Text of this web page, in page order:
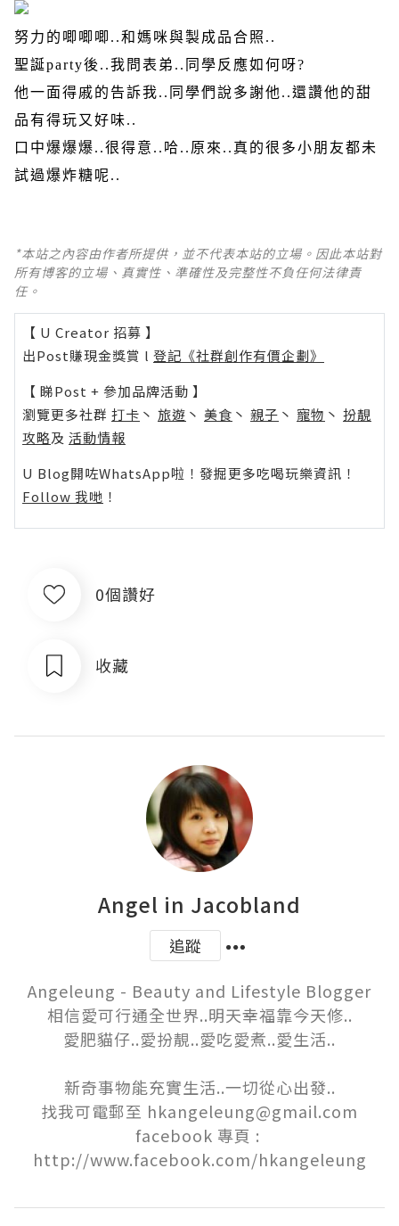
努力的唧唧唧 ..和媽咪與製成品合照 ..
聖誕party後..我問表弟 .. 同學反應如何呀?
他一面得戚的告訴我.. 同學們說多謝他 ..還讚他的甜
品有得玩又好味..
口中爆爆爆..很得意 .. 哈.. 原來 .. 真的很多小朋友都未
試過爆炸糖呢 ..
*本站之內容由作者所提供，並不代表本站的立場。因此本站對
所有博客的立場、真實性、準確性及完整性不負任何法律責
任。
【 U Creator 招募 】
出Post賺現金獎賞 l 登記《社群創作有價企劃》
【 睇Post + 參加品牌活動 】
瀏覽更多社群 打卡 丶 旅遊 丶 美食 丶 親子 丶 寵物 丶 扮靚
攻略及 活動情報
U Blog開咗WhatsApp啦！發掘更多吃喝玩樂資訊！
Follow 我哋 ！
0個讚好
收藏
Angel in Jacobland
追蹤
Angeleung - Beauty and Lifestyle Blogger
相信愛可行通全世界..明天幸福靠今天修..
愛肥貓仔..愛扮靚..愛吃愛煮..愛生活..
新奇事物能充實生活..一切從心出發..
找我可電郵至 hkangeleung@gmail.com
facebook 專頁 :
http://www.facebook.com/hkangeleung